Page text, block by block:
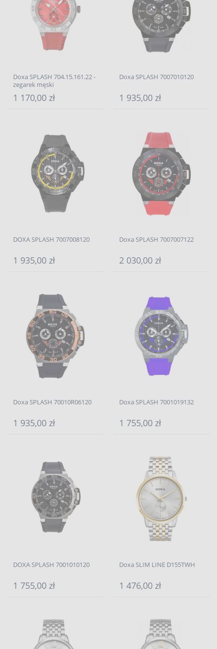
Doxa SPLASH 704.15.161.22 -
zegarek męski
1 170,00 zł
Doxa SPLASH 7007010120
1 935,00 zł
DOXA SPLASH 7007008120
1 935,00 zł
Doxa SPLASH 7007007122
2 030,00 zł
Doxa SPLASH 70010R06120
1 935,00 zł
Doxa SPLASH 7001019132
1 755,00 zł
DOXA SPLASH 7001010120
1 755,00 zł
Doxa SLIM LINE D155TWH
1 476,00 zł